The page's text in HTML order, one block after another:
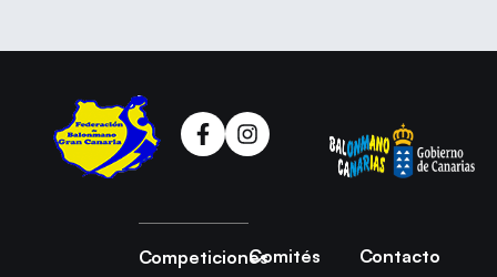
CompeticionesComités
Contacto